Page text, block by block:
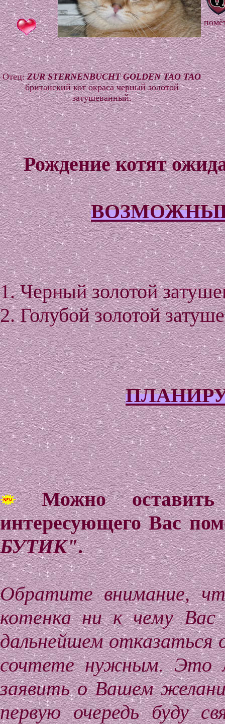
Отец:ZUR STERNENBUCHT GOLDEN TAO TAO
британский кот окраса черный золотой
затушеванный.
Рождение котят
1. Черный золотой
2. Голубой золотой
Можно
интересующего Вас
БУТИК".
Обратите внимание,
котенка ни к чему
дальнейшем отказаться
сочтете нужным. Это
заявить о Вашем
первую очередь буду